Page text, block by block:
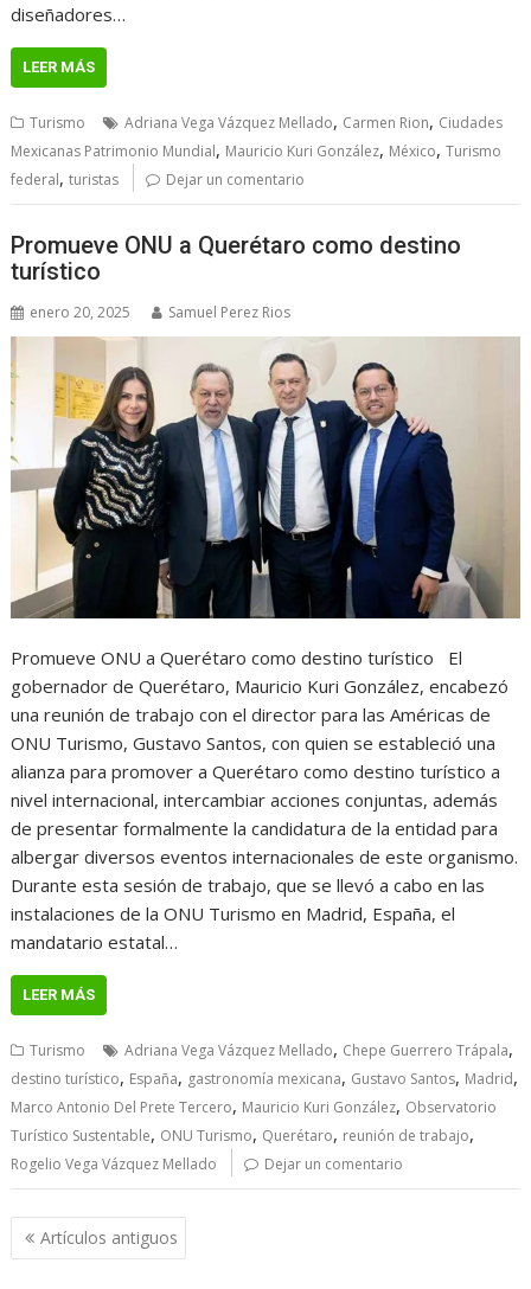
diseñadores…
LEER MÁS
Turismo Adriana Vega Vázquez Mellado, Carmen Rion, Ciudades
Mexicanas Patrimonio Mundial, Mauricio Kuri González, México,Turismo
federal,turistas Dejar un comentario
Promueve ONU a Querétaro como destino
turístico
enero 20, 2025 Samuel Perez Rios
Promueve ONU a Querétaro como destino turístico El
gobernador de Querétaro, Mauricio Kuri González, encabezó
una reunión de trabajo con el director para las Américas de
ONU Turismo, Gustavo Santos, con quien se estableció una
alianza para promover a Querétaro como destino turístico a
nivel internacional, intercambiar acciones conjuntas, además
de presentar formalmente la candidatura de la entidad para
albergar diversos eventos internacionales de este organismo.
Durante esta sesión de trabajo, que se llevó a cabo en las
instalaciones de la ONU Turismo en Madrid, España, el
mandatario estatal…
LEER MÁS
Turismo Adriana Vega Vázquez Mellado, Chepe Guerrero Trápala,
destino turístico, España, gastronomía mexicana, Gustavo Santos, Madrid,
Marco Antonio Del Prete Tercero, Mauricio Kuri González, Observatorio
Turístico Sustentable, ONU Turismo, Querétaro, reunión de trabajo,
Rogelio Vega Vázquez Mellado Dejar un comentario
Navegación
de
Artículos antiguos